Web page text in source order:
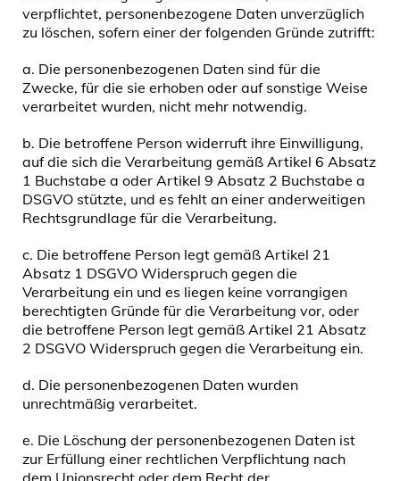
verpflichtet, personenbezogene Daten unverzüglich
zu löschen, sofern einer der folgenden Gründe zutrifft:
a. Die personenbezogenen Daten sind für die
Zwecke, für die sie erhoben oder auf sonstige Weise
verarbeitet wurden, nicht mehr notwendig.
b. Die betroffene Person widerruft ihre Einwilligung,
auf die sich die Verarbeitung gemäß Artikel 6 Absatz
1 Buchstabe a oder Artikel 9 Absatz 2 Buchstabe a
DSGVO stützte, und es fehlt an einer anderweitigen
Rechtsgrundlage für die Verarbeitung.
c. Die betroffene Person legt gemäß Artikel 21
Absatz 1 DSGVO Widerspruch gegen die
Verarbeitung ein und es liegen keine vorrangigen
berechtigten Gründe für die Verarbeitung vor, oder
die betroffene Person legt gemäß Artikel 21 Absatz
2 DSGVO Widerspruch gegen die Verarbeitung ein.
d. Die personenbezogenen Daten wurden
unrechtmäßig verarbeitet.
e. Die Löschung der personenbezogenen Daten ist
zur Erfüllung einer rechtlichen Verpflichtung nach
dem Unionsrecht oder dem Recht der